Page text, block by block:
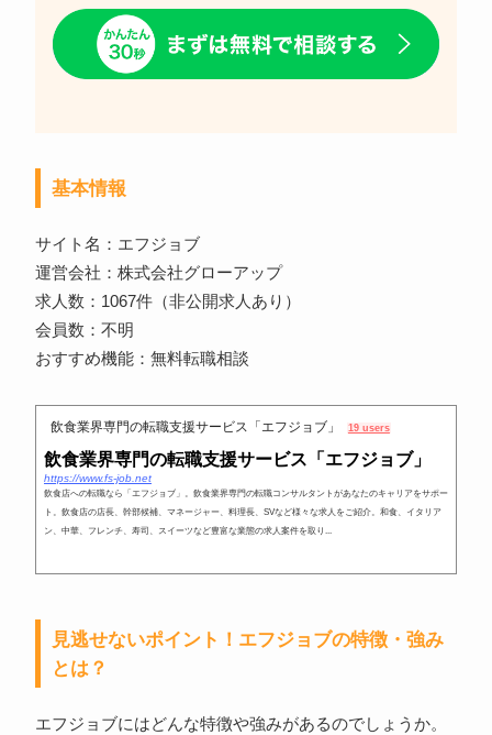
基本情報
サイト名：エフジョブ
運営会社：株式会社グローアップ
求人数：1067件（非公開求人あり）
会員数：不明
おすすめ機能：無料転職相談
飲食業界専門の転職支援サービス「エフジョブ」 19 users
飲食業界専門の転職支援サービス「エフジョブ」
https://www.fs-job.net
飲食店への転職なら「エフジョブ」。飲食業界専門の転職コンサルタントがあなたのキャリアをサポー
ト。飲食店の店長、幹部候補、マネージャー、料理長、SVなど様々な求人をご紹介。和食、イタリア
ン、中華、フレンチ、寿司、スイーツなど豊富な業態の求人案件を取り...
見逃せないポイント！エフジョブの特徴・強み
とは？
エフジョブにはどんな特徴や強みがあるのでしょうか。